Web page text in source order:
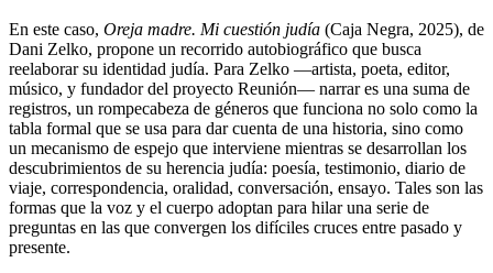
En este caso, Oreja madre. Mi cuestión judía (Caja Negra, 2025), de
Dani Zelko, propone un recorrido autobiográfico que busca
reelaborar su identidad judía. Para Zelko —artista, poeta, editor,
músico, y fundador del proyecto Reunión— narrar es una suma de
registros, un rompecabeza de géneros que funciona no solo como la
tabla formal que se usa para dar cuenta de una historia, sino como
un mecanismo de espejo que interviene mientras se desarrollan los
descubrimientos de su herencia judía: poesía, testimonio, diario de
viaje, correspondencia, oralidad, conversación, ensayo. Tales son las
formas que la voz y el cuerpo adoptan para hilar una serie de
preguntas en las que convergen los difíciles cruces entre pasado y
presente.